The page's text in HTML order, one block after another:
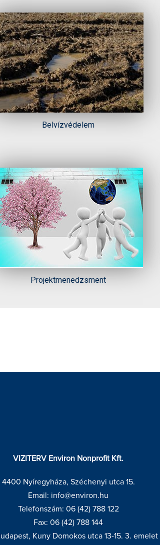
Belvízvédelem
Projektmenedzsment
VIZITERV Environ Nonprofit Kft.
4400 Nyíregyháza, Széchenyi utca 15.
Email: info@environ.hu
Telefonszám: 06 (42) 788 122
Fax: 06 (42) 788 144
Kuny Domokos utca 13-15. 3. emelet